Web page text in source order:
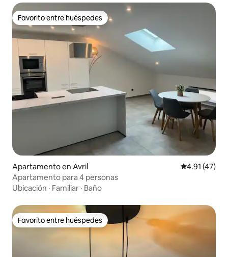
Favorito entre huéspedes
Favorito entre huéspedes
Apartamento en Avril Calificación
4.91 (47)
Apartamento para 4 personas
Ubicación · Familiar · Baño
Favorito entre huéspedes
Favorito entre huéspedes